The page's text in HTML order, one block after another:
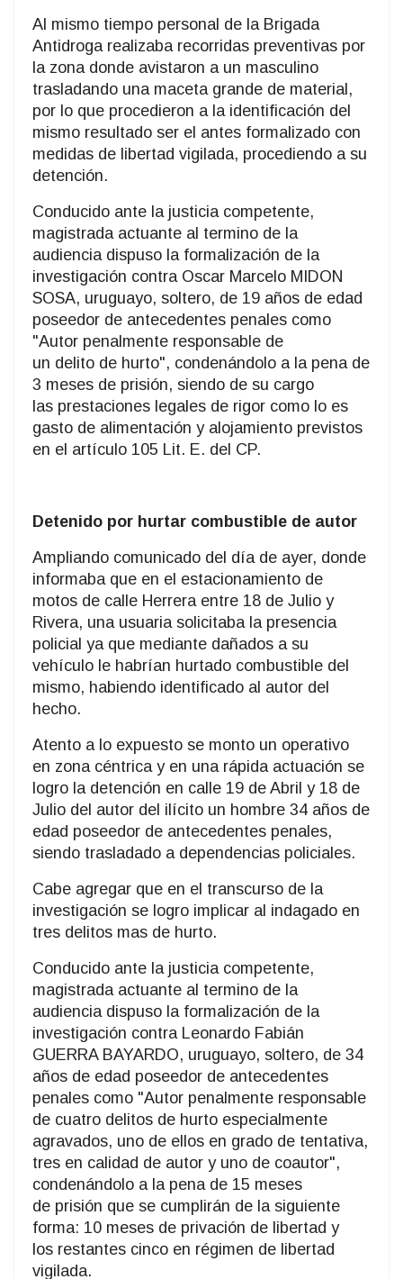
Al mismo tiempo personal de la Brigada
Antidroga realizaba recorridas preventivas por
la zona donde avistaron a un masculino
trasladando una maceta grande de material,
por lo que procedieron a la identificación del
mismo resultado ser el antes formalizado con
medidas de libertad vigilada, procediendo a su
detención.
Conducido ante la justicia competente,
magistrada actuante al termino de la
audiencia dispuso la formalización de la
investigación contra Oscar Marcelo MIDON
SOSA, uruguayo, soltero, de 19 años de edad
poseedor de antecedentes penales como
"Autor penalmente responsable de
un delito de hurto", condenándolo a la pena de
3 meses de prisión, siendo de su cargo
las prestaciones legales de rigor como lo es
gasto de alimentación y alojamiento previstos
en el artículo 105 Lit. E. del CP.
Detenido por hurtar combustible de autor
Ampliando comunicado del día de ayer, donde
informaba que en el estacionamiento de
motos de calle Herrera entre 18 de Julio y
Rivera, una usuaria solicitaba la presencia
policial ya que mediante dañados a su
vehículo le habrían hurtado combustible del
mismo, habiendo identificado al autor del
hecho.
Atento a lo expuesto se monto un operativo
en zona céntrica y en una rápida actuación se
logro la detención en calle 19 de Abril y 18 de
Julio del autor del ilícito un hombre 34 años de
edad poseedor de antecedentes penales,
siendo trasladado a dependencias policiales.
Cabe agregar que en el transcurso de la
investigación se logro implicar al indagado en
tres delitos mas de hurto.
Conducido ante la justicia competente,
magistrada actuante al termino de la
audiencia dispuso la formalización de la
investigación contra Leonardo Fabián
GUERRA BAYARDO, uruguayo, soltero, de 34
años de edad poseedor de antecedentes
penales como "Autor penalmente responsable
de cuatro delitos de hurto especialmente
agravados, uno de ellos en grado de tentativa,
tres en calidad de autor y uno de coautor",
condenándolo a la pena de 15 meses
de prisión que se cumplirán de la siguiente
forma: 10 meses de privación de libertad y
los restantes cinco en régimen de libertad
vigilada.